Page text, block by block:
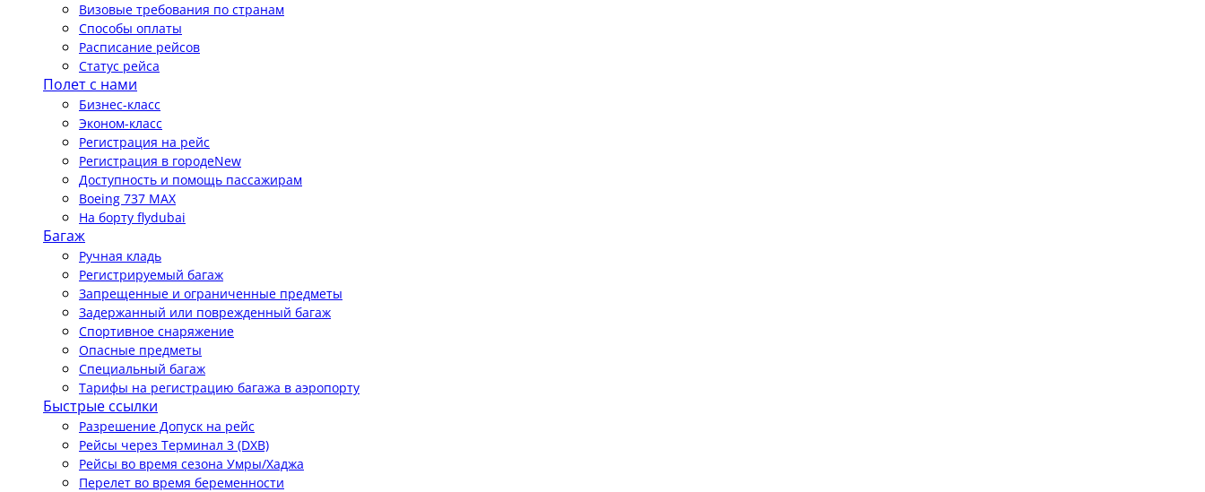
Визовые требования по странам
Способы оплаты
Расписание рейсов
Статус рейса
Полет с нами
Бизнес-класс
Эконом-класс
Регистрация на рейс
Регистрация в городеNew
Доступность и помощь пассажирам
Boeing 737 MAX
На борту flydubai
Багаж
Ручная кладь
Регистрируемый багаж
Запрещенные и ограниченные предметы
Задержанный или поврежденный багаж
Спортивное снаряжение
Опасные предметы
Специальный багаж
Тарифы на регистрацию багажа в аэропорту
Быстрые ссылки
Разрешение Допуск на рейс
Рейсы через Терминал 3 (DXB)
Рейсы во время сезона Умры/Хаджа
Перелет во время беременности